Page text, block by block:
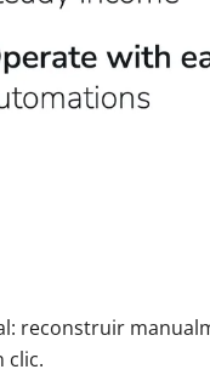
reconstruir
clic.